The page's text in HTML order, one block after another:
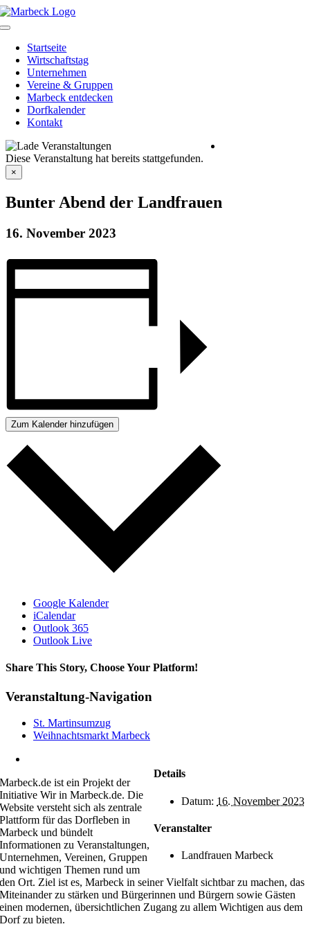
Skip
to
Toggle
NavigationStartseite
Wirtschaftstag
Unternehmen
Vereine & Gruppen
Marbeck entdecken
Dorfkalender
Kontakt
Diese Veranstaltung hat bereits stattgefunden.
×
Bunter Abend der Landfrauen
16. November 2023
Zum Kalender hinzufügen
Google Kalender
iCalendar
Outlook 365
Outlook Live
Share This Story, Choose Your Platform!
Facebook
X
Bluesky
Reddit
LinkedIn
WhatsApp
Telegram
Tumblr
Xing
Email
Copy
Veranstaltung-Navigation
St. Martinsumzug
Weihnachtsmarkt Marbeck
Details
Datum: 16. November 2023
Veranstalter
Landfrauen Marbeck
Marbeck.de ist ein Projekt der
Initiative Wir in Marbeck.de. Die
Website versteht sich als zentrale
Plattform für das Dorfleben in
Marbeck und bündelt
Informationen zu Veranstaltungen,
Unternehmen, Vereinen, Gruppen
und wichtigen Themen rund um
den Ort. Ziel ist es, Marbeck in seiner Vielfalt sichtbar zu machen, das
Miteinander zu stärken und Bürgerinnen und Bürgern sowie Gästen
einen modernen, übersichtlichen Zugang zu allem Wichtigen aus dem
Dorf zu bieten.